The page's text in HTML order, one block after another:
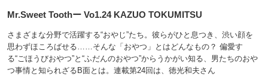
Mr.Sweet Toothー Vo1.24 KAZUO TOKUMITSU
さまざまな分野で活躍する“おやじ”たち。彼らがひと息つき、渋い顔を
思わずほころばせる……そんな「おやつ」とはどんなもの？ 偏愛す
る“ごほうびおやつ”と“ふだんのおやつ”からうかがい知る、男たちのおや
つ事情と知られざるB面とは。連載第24回は、徳光和夫さん